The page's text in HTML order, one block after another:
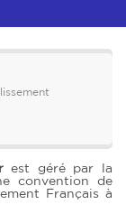
est géré par la
convention de
Français à